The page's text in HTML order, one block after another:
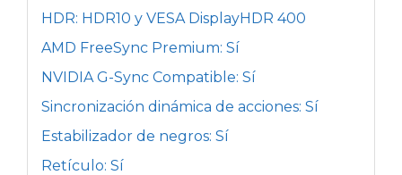
HDR: HDR10 y VESA DisplayHDR 400
AMD FreeSync Premium: Sí
NVIDIA G-Sync Compatible: Sí
Sincronización dinámica de acciones: Sí
Estabilizador de negros: Sí
Retículo: Sí